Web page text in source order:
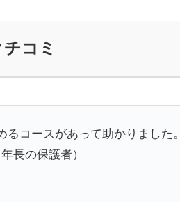
コミ
るコースがあって助かりまし
長の保護者）